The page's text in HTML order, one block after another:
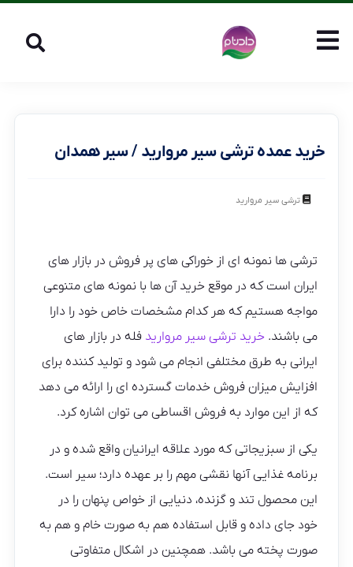
خرید عمده ترشی سیر مروارید / سیر همدان
ترشی سیر مروارید
ترشی ها نمونه ای از خوراکی های پر فروش در بازار های
ایران است که در موقع خرید آن ها با نمونه های متنوعی
مواجه هستیم که هر کدام مشخصات خاص خود را دارا
می باشند.خرید ترشی سیر مروارید فله در بازار های
ایرانی به طرق مختلفی انجام می شود و تولید کننده برای
افزایش میزان فروش خدمات گسترده ای را ارائه می دهد
که از این موارد به فروش اقساطی می توان اشاره کرد.
یکی از سبزیجاتی که مورد علاقه ایرانیان واقع شده و در
برنامه غذایی آنها نقشی مهم را بر عهده دارد؛ سیر است.
این محصول تند و گزنده، دنیایی از خواص پنهان را در
خود جای داده و قابل استفاده هم به صورت خام و هم به
صورت پخته می باشد. همچنین در اشکال متفاوتی